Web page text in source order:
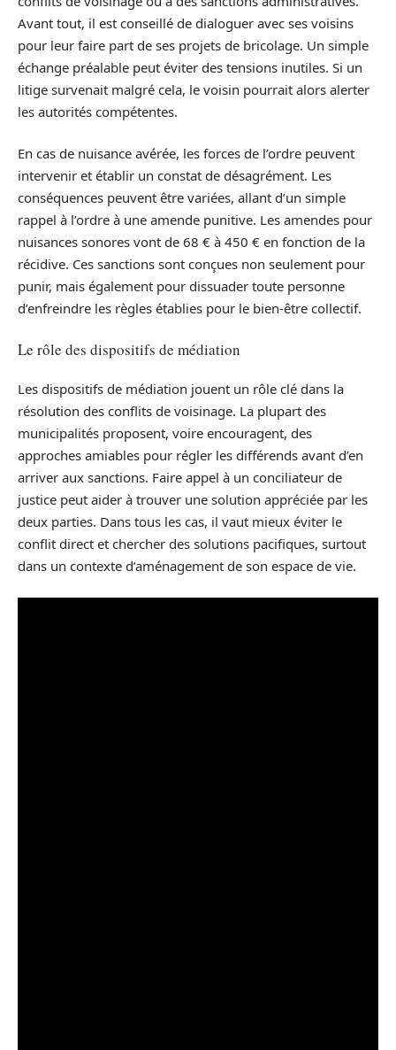
Avant tout, il est conseillé de dialoguer avec ses voisins
pour leur faire part de ses projets de bricolage. Un simple
échange préalable peut éviter des tensions inutiles. Si un
litige survenait malgré cela, le voisin pourrait alors alerter
les autorités compétentes.
En cas de nuisance avérée, les forces de l’ordre peuvent
intervenir et établir un constat de désagrément. Les
conséquences peuvent être variées, allant d’un simple
rappel à l’ordre à une amende punitive. Les amendes pour
nuisances sonores vont de 68 € à 450 € en fonction de la
récidive. Ces sanctions sont conçues non seulement pour
punir, mais également pour dissuader toute personne
d’enfreindre les règles établies pour le bien-être collectif.
Le rôle des dispositifs de médiation
Les dispositifs de médiation jouent un rôle clé dans la
résolution des conflits de voisinage. La plupart des
municipalités proposent, voire encouragent, des
approches amiables pour régler les différends avant d’en
arriver aux sanctions. Faire appel à un conciliateur de
justice peut aider à trouver une solution appréciée par les
deux parties. Dans tous les cas, il vaut mieux éviter le
conflit direct et chercher des solutions pacifiques, surtout
dans un contexte d’aménagement de son espace de vie.